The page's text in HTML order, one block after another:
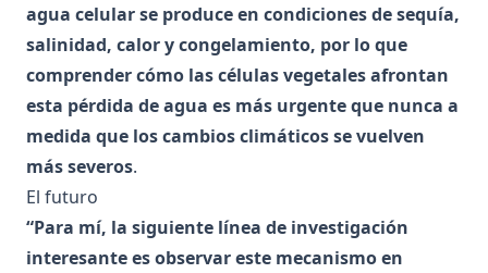
agua celular se produce en condiciones de sequía,
salinidad, calor y congelamiento, por lo que
comprender cómo las células vegetales afrontan
esta pérdida de agua es más urgente que nunca a
medida que los cambios climáticos se vuelven
más severos.
El futuro
“Para mí, la siguiente línea de investigación
interesante es observar este mecanismo en